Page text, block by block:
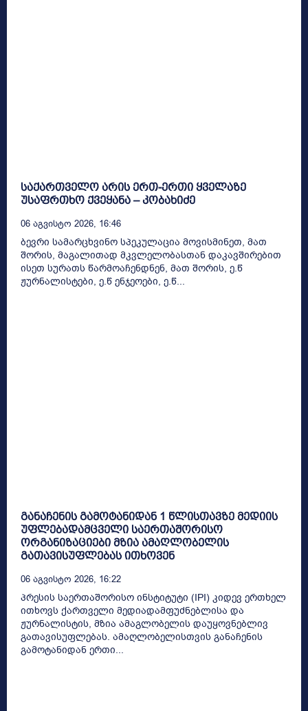
საქართველო არის ერთ-ერთი ყველაზე
უსაფრთხო ქვეყანა – კობახიძე
06 Აგვისტო 2026, 16:46
ბევრი სამარცხვინო სპეკულაცია მოვისმინეთ, მათ
შორის, მაგალითად მკვლელობასთან დაკავშირებით
ისეთ სურათს წარმოაჩენდნენ, მათ შორის, ე.წ
ჟურნალისტები, ე.წ ენჯეოები, ე.წ...
განაჩენის გამოტანიდან 1 წლისთავზე მედიის
უფლებადამცველი საერთაშორისო
ორგანიზაციები მზია ამაღლობელის
გათავისუფლებას ითხოვენ
06 Აგვისტო 2026, 16:22
პრესის საერთაშორისო ინსტიტუტი (IPI) კიდევ ერთხელ
ითხოვს ქართველი მედიადამფუძნებლისა და
ჟურნალისტის, მზია ამაგლობელის დაუყოვნებლივ
გათავისუფლებას. ამაღლობელისთვის განაჩენის
გამოტანიდან ერთი...